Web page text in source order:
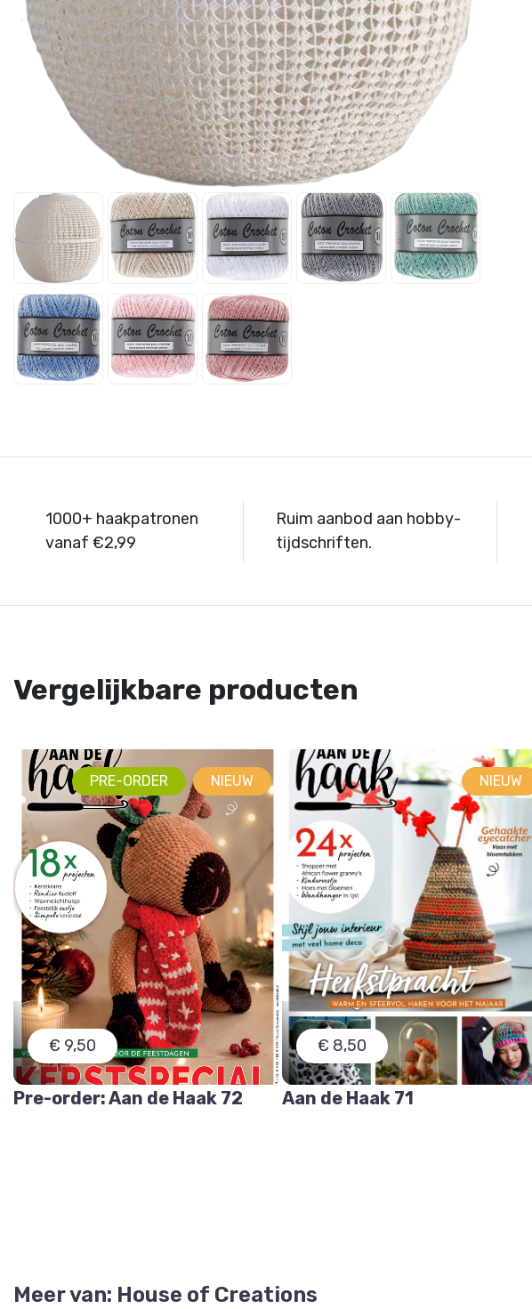
1000+ haakpatronen
vanaf €2,99
Ruim aanbod aan hobby-
tijdschriften.
Vergelijkbare producten
PRE-ORDER NIEUW
€ 9,50
Pre-order: Aan de Haak 72
NIEUW
€ 8,50
Aan de Haak 71
Meer van: House of Creations